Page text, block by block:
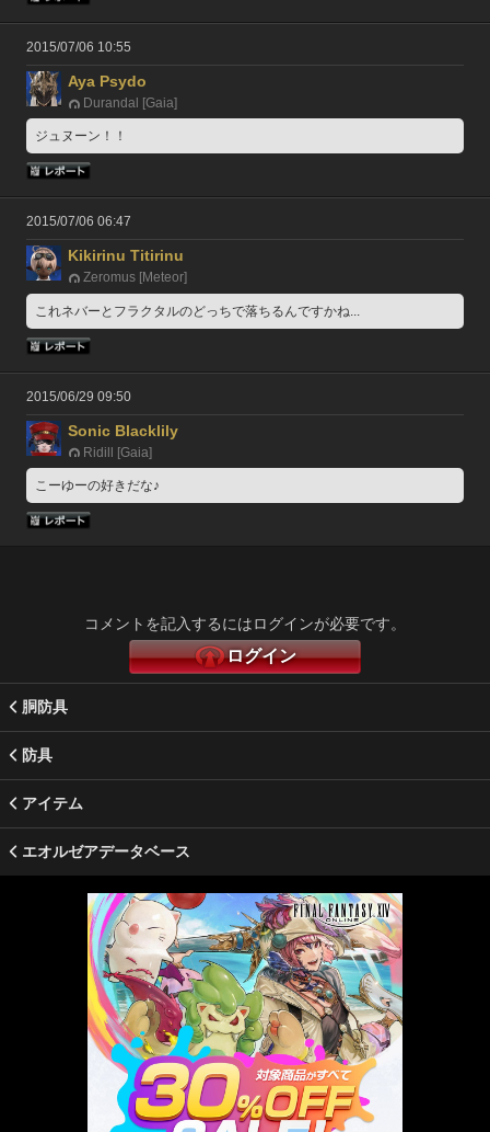
2015/07/06 10:55
Aya Psydo
Durandal [Gaia]
ジュヌーン！！
2015/07/06 06:47
Kikirinu Titirinu
Zeromus [Meteor]
これネバーとフラクタルのどっちで落ちるんですかね...
2015/06/29 09:50
Sonic Blacklily
Ridill [Gaia]
こーゆーの好きだな♪
コメントを記入するにはログインが必要です。
ログイン
胴防具
防具
アイテム
エオルゼアデータベース